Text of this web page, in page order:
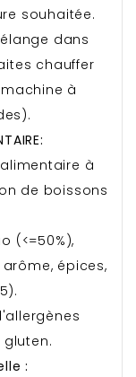
souhaitée.
dans
chauffer
à
à
de boissons
(<=50%),
épices,
: